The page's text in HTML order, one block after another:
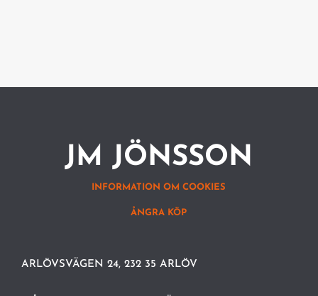
JM JÖNSSON
INFORMATION OM COOKIES
ÅNGRA KÖP
ARLÖVSVÄGEN 24, 232 35 ARLÖV